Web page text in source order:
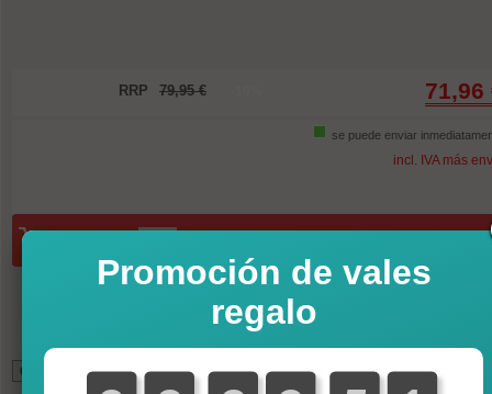
RRP 79,95 € 71,96
se puede enviar
incl. IVA más
Promoción de vales
regalo